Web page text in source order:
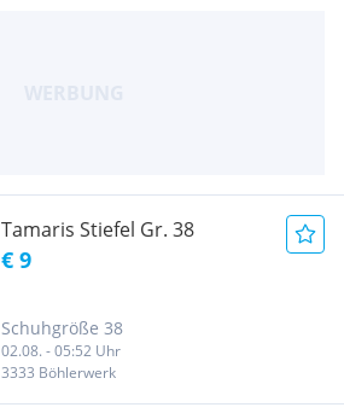
Tamaris Stiefel Gr. 38
€ 9
Schuhgröße 38
02.08. - 05:52 Uhr
3333 Böhlerwerk